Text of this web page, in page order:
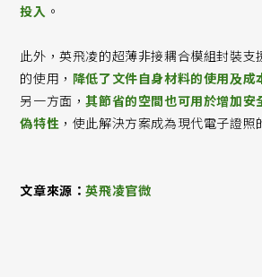
投入 。
此外，英飛凌的超薄非接耦合模組封裝支
的使用， 降低了文件自身材料的使用及成
另一方面，其節省的空間也可用於增加安
偽特性 ，使此解決方案成為現代電子證照
文章來源：英飛凌官微